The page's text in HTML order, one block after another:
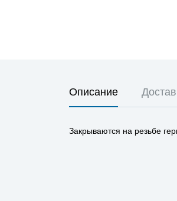
Описание
Закрываются на резьбе